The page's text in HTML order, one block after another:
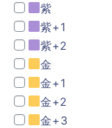
紫
紫+1
紫+2
金
金+1
金+2
金+3